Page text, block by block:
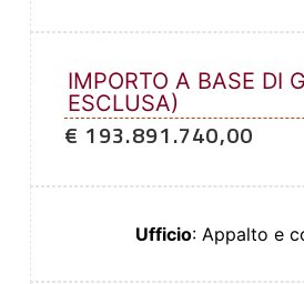
IMPORTO A BASE DI
ESCLUSA)
€ 193.891.740,00
Ufficio: Appalto e